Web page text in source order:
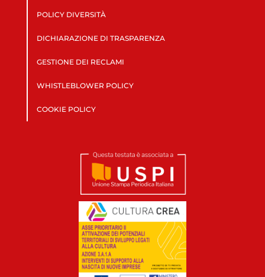
POLICY DIVERSITÀ
DICHIARAZIONE DI TRASPARENZA
GESTIONE DEI RECLAMI
WHISTLEBLOWER POLICY
COOKIE POLICY